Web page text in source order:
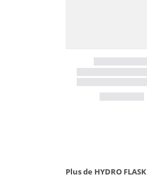
Plus de HYDRO FLASK